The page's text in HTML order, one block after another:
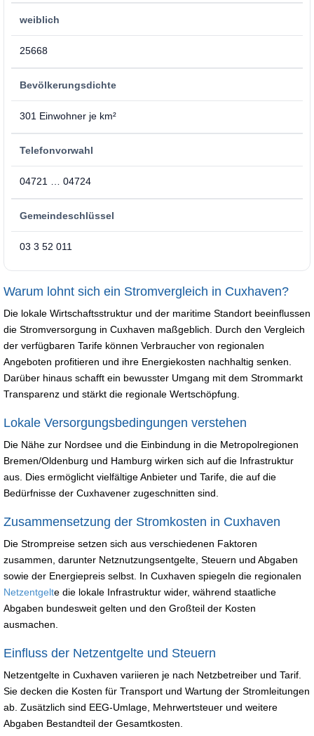
weiblich
25668
Bevölkerungsdichte
301 Einwohner je km²
Telefonvorwahl
04721 … 04724
Gemeindeschlüssel
03 3 52 011
Warum lohnt sich ein Stromvergleich in Cuxhaven?
Die lokale Wirtschaftsstruktur und der maritime Standort beeinflussen
die Stromversorgung in Cuxhaven maßgeblich. Durch den Vergleich
der verfügbaren Tarife können Verbraucher von regionalen
Angeboten profitieren und ihre Energiekosten nachhaltig senken.
Darüber hinaus schafft ein bewusster Umgang mit dem Strommarkt
Transparenz und stärkt die regionale Wertschöpfung.
Lokale Versorgungsbedingungen verstehen
Die Nähe zur Nordsee und die Einbindung in die Metropolregionen
Bremen/Oldenburg und Hamburg wirken sich auf die Infrastruktur
aus. Dies ermöglicht vielfältige Anbieter und Tarife, die auf die
Bedürfnisse der Cuxhavener zugeschnitten sind.
Zusammensetzung der Stromkosten in Cuxhaven
Die Strompreise setzen sich aus verschiedenen Faktoren
zusammen, darunter Netznutzungsentgelte, Steuern und Abgaben
sowie der Energiepreis selbst. In Cuxhaven spiegeln die regionalen
Netzentgelte die lokale Infrastruktur wider, während staatliche
Abgaben bundesweit gelten und den Großteil der Kosten
ausmachen.
Einfluss der Netzentgelte und Steuern
Netzentgelte in Cuxhaven variieren je nach Netzbetreiber und Tarif.
Sie decken die Kosten für Transport und Wartung der Stromleitungen
ab. Zusätzlich sind EEG-Umlage, Mehrwertsteuer und weitere
Abgaben Bestandteil der Gesamtkosten.